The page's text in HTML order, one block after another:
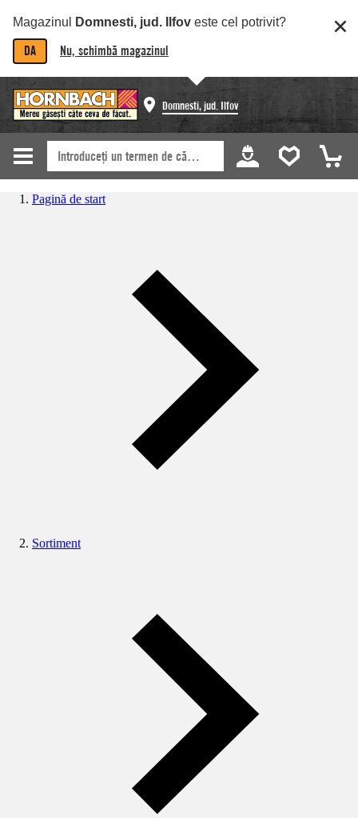
Magazinul Domnesti, jud. Ilfov este cel potrivit?
DA Nu, schimbă magazinul
Domnesti, jud. Ilfov
Pagină de start
Sortiment